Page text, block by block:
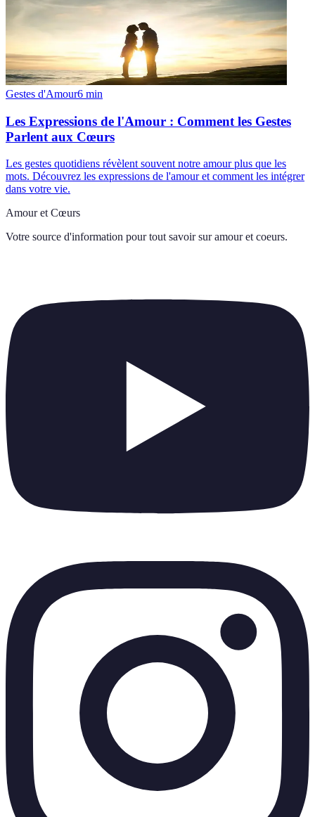
Gestes d'Amour6 min
Les Expressions de l'Amour : Comment les Gestes
Parlent aux Cœurs
Les gestes quotidiens révèlent souvent notre amour plus que les
mots. Découvrez les expressions de l'amour et comment les intégrer
dans votre vie.
Amour et Cœurs
Votre source d'information pour tout savoir sur amour et coeurs.